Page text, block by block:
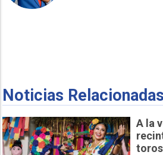
Noticias Relacionadas
A la